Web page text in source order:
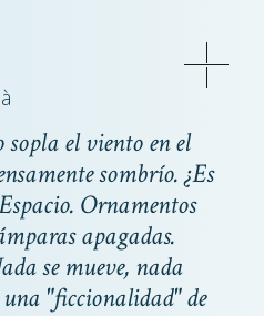
el viento en el
sombrío. ¿Es
Ornamentos
apagadas.
se mueve, nada
"ficcionalidad" de